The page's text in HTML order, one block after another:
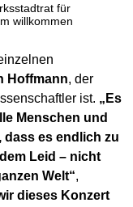
für
willkommen
Hoffmann, der
ist. „Es
Menschen und
dass es endlich zu
Leid – nicht
Welt“,
dieses Konzert